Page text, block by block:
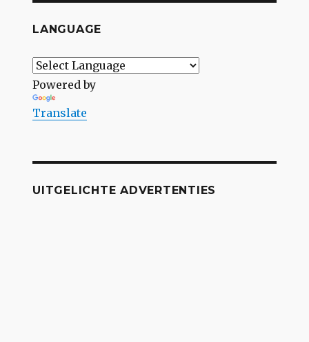
LANGUAGE
Powered by
Translate
UITGELICHTE ADVERTENTIES